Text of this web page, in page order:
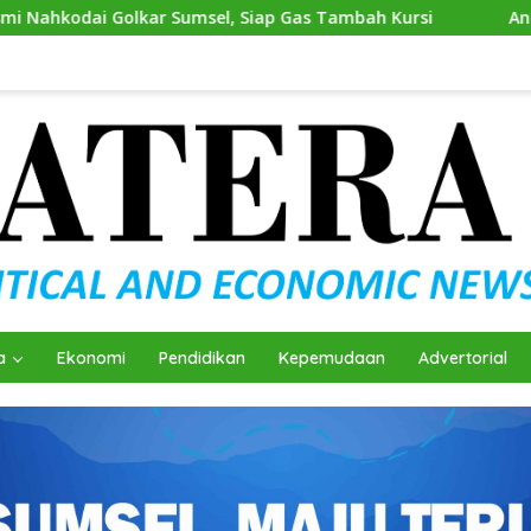
Siap Gas Tambah Kursi Andie Dinialdie
Ekonomi Pendidikan Kepemudaan Advertorial